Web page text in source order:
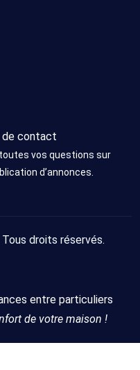
de contact
vos questions sur
d’annonces.
Tous droits réservés.
entre particuliers
de votre maison !